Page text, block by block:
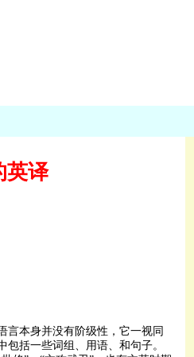
英译
言本身并没有阶级性，它一视同
括一些词组、用语、和句子。